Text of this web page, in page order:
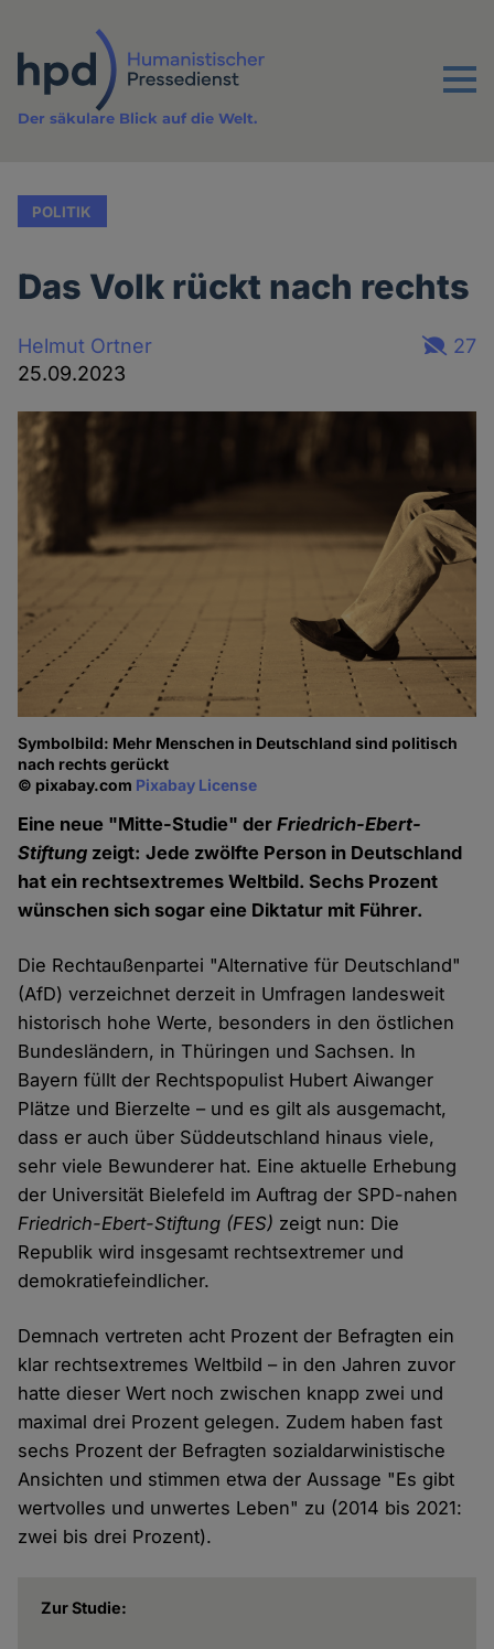
Inhalt
Menu
Der säkulare Blick auf die Welt.
POLITIK
Das Volk rückt nach rechts
Helmut Ortner
25.09.2023
27
Symbolbild: Mehr Menschen in Deutschland sind politisch
nach rechts gerückt
© pixabay.com Pixabay License
Eine neue "Mitte-Studie" derFriedrich-Ebert-
Stiftung zeigt: Jede zwölfte Person in Deutschland
hat ein rechtsextremes Weltbild. Sechs Prozent
wünschen sich sogar eine Diktatur mit Führer.
Die Rechtaußenpartei "Alternative für Deutschland"
(AfD) verzeichnet derzeit in Umfragen landesweit
historisch hohe Werte, besonders in den östlichen
Bundesländern, in Thüringen und Sachsen. In
Bayern füllt der Rechtspopulist Hubert Aiwanger
Plätze und Bierzelte – und es gilt als ausgemacht,
dass er auch über Süddeutschland hinaus viele,
sehr viele Bewunderer hat. Eine aktuelle Erhebung
der Universität Bielefeld im Auftrag der SPD-nahen
Friedrich-Ebert-Stiftung (FES) zeigt nun: Die
Republik wird insgesamt rechtsextremer und
demokratiefeindlicher.
Demnach vertreten acht Prozent der Befragten ein
klar rechtsextremes Weltbild – in den Jahren zuvor
hatte dieser Wert noch zwischen knapp zwei und
maximal drei Prozent gelegen. Zudem haben fast
sechs Prozent der Befragten sozialdarwinistische
Ansichten und stimmen etwa der Aussage "Es gibt
wertvolles und unwertes Leben" zu (2014 bis 2021:
zwei bis drei Prozent).
Zur Studie: